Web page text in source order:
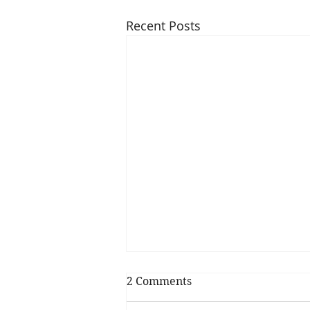
Recent Posts
این مسائل خیلی مهم است
بالا و وزن بسته برای بر محتوا افراد
2 Comments